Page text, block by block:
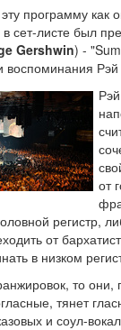
программу
в сет-листе был
Gershwin) -
воспоминания
от
регистр,
от
в низком
то
тянет
и соул-